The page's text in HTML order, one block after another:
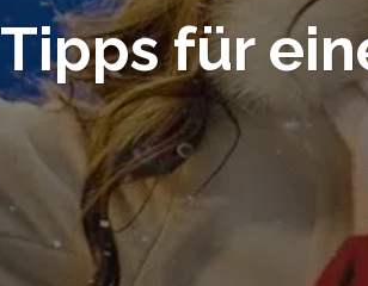
Tipps für